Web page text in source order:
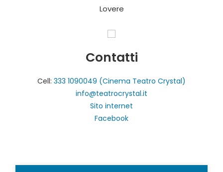
Lovere
Contatti
Cell: 333 1090049 (Cinema Teatro Crystal)
info@teatrocrystal.it
Sito internet
Facebook